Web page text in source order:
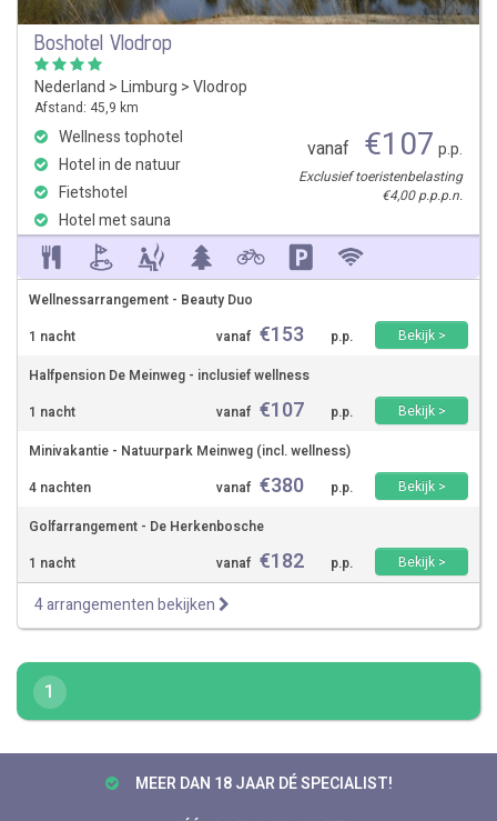
Boshotel Vlodrop
Nederland >Limburg >Vlodrop
Afstand: 45,9 km
Wellness tophotel
Hotel in de natuur
Fietshotel
Hotel met sauna
vanaf €107 p.p.
Exclusief toeristenbelasting
€4,00 p.p.p.n.
Wellnessarrangement - Beauty Duo
1 nacht
vanaf €153 p.p.
Bekijk >
Halfpension De Meinweg - inclusief wellness
1 nacht
vanaf €107 p.p.
Bekijk >
Minivakantie - Natuurpark Meinweg (incl. wellness)
4 nachten
vanaf €380 p.p.
Bekijk >
Golfarrangement - De Herkenbosche
1 nacht
vanaf €182 p.p. Bekijk >
4 arrangementen bekijken
1
MEER DAN 18 JAAR DÉ SPECIALIST!